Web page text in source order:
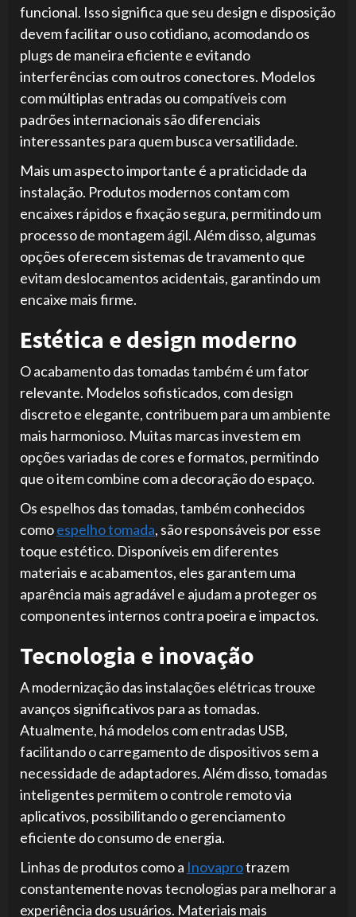
funcional. Isso significa que seu design e disposição
devem facilitar o uso cotidiano, acomodando os
plugs de maneira eficiente e evitando
interferências com outros conectores. Modelos
com múltiplas entradas ou compatíveis com
padrões internacionais são diferenciais
interessantes para quem busca versatilidade.
Mais um aspecto importante é a praticidade da
instalação. Produtos modernos contam com
encaixes rápidos e fixação segura, permitindo um
processo de montagem ágil. Além disso, algumas
opções oferecem sistemas de travamento que
evitam deslocamentos acidentais, garantindo um
encaixe mais firme.
Estética e design moderno
O acabamento das tomadas também é um fator
relevante. Modelos sofisticados, com design
discreto e elegante, contribuem para um ambiente
mais harmonioso. Muitas marcas investem em
opções variadas de cores e formatos, permitindo
que o item combine com a decoração do espaço.
Os espelhos das tomadas, também conhecidos
comoespelho tomada, são responsáveis por esse
toque estético. Disponíveis em diferentes
materiais e acabamentos, eles garantem uma
aparência mais agradável e ajudam a proteger os
componentes internos contra poeira e impactos.
Tecnologia e inovação
A modernização das instalações elétricas trouxe
avanços significativos para as tomadas.
Atualmente, há modelos com entradas USB,
facilitando o carregamento de dispositivos sem a
necessidade de adaptadores. Além disso, tomadas
inteligentes permitem o controle remoto via
aplicativos, possibilitando o gerenciamento
eficiente do consumo de energia.
Linhas de produtos como a Inovaprotrazem
constantemente novas tecnologias para melhorar a
experiência dos usuários. Materiais mais